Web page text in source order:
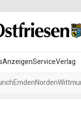
AnzeigenServiceVerlag
EmdenNorden